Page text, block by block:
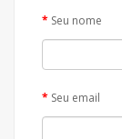
Seu nome
Seu email